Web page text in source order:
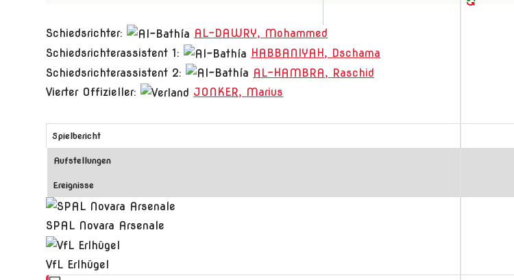
Schiedsrichter:
AL-DAWRY, Mohammed
Schiedsrichterassistent 1:
HABBANIYAH, Dschama
Schiedsrichterassistent 2:
AL-HAMBRA, Raschid
Vierter Offizieller:
JONKER, Marius
Spielbericht
Aufstellungen
Ereignisse
SPAL Novara Arsenale
VfL Erlhügel